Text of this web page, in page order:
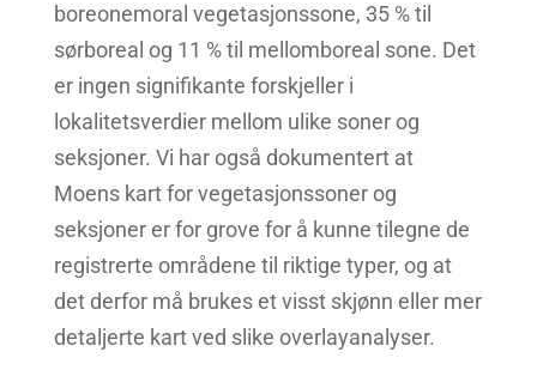
boreonemoral vegetasjonssone, 35 % til
sørboreal og 11 % til mellomboreal sone. Det
er ingen signifikante forskjeller i
lokalitetsverdier mellom ulike soner og
seksjoner. Vi har også dokumentert at
Moens kart for vegetasjonssoner og
seksjoner er for grove for å kunne tilegne de
registrerte områdene til riktige typer, og at
det derfor må brukes et visst skjønn eller mer
detaljerte kart ved slike overlayanalyser.